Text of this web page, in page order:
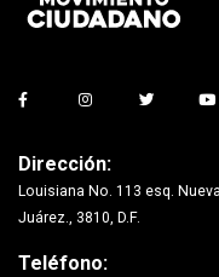
Dirección:
Louisiana No. 113 esq.
Juárez., 3810, D.F.
Teléfono: